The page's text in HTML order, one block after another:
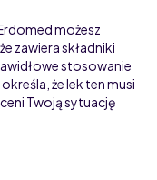
możesz
zawiera składniki
stosowanie
określa, że lek ten musi
Twoją sytuację